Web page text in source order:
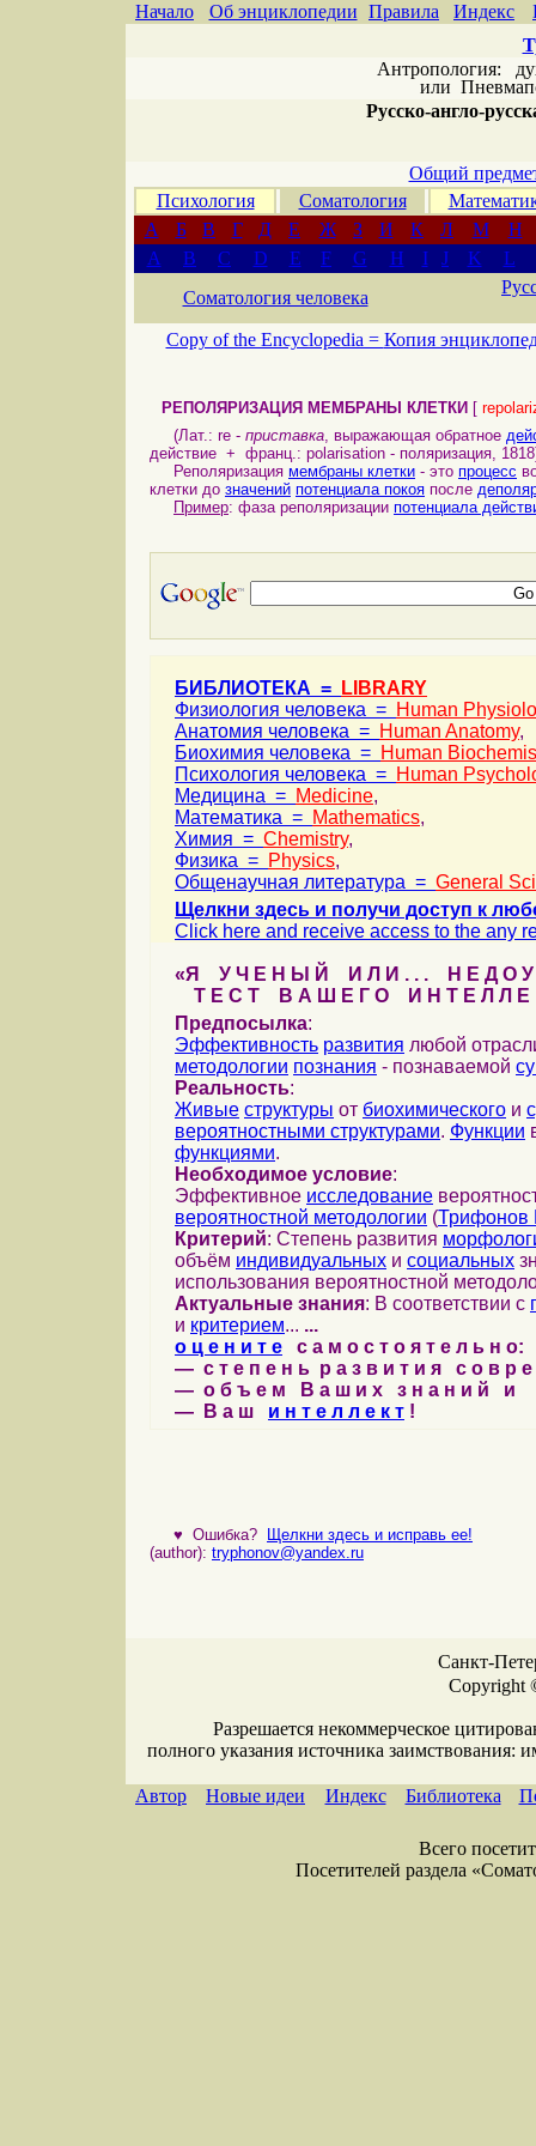
Начало Об энциклопедии Правила Индекс
Антропология:
или
Русско-англо-
Общий
Психология
Соматология
А
Б В Г Д Е Ж З И К Л М
Н
A
B C D E F G H I J K
L
Соматология человека
Copy of the Encyclopedia = Копия
РЕПОЛЯРИЗАЦИЯ МЕМБРАНЫ КЛЕТКИ [
(Лат.: re - приставка, выражающая обратное
действие + франц.: polarisation - поляризация,
Реполяризация мембраны клетки - это процесс
клетки до значений потенциала покоя после
Пример: фаза реполяризации потенциала
БИБЛИОТЕКА =
LIBRARY
Физиология человека = Human
Анатомия человека = Human Anatomy,
Биохимия человека = Human
Психология человека = Human
Медицина = Medicine,
Математика = Mathematics,
Химия = Chemistry,
Физика = Physics,
Общенаучная литература = General
Щелкни здесь и получи доступ к
Click here and receive access to the any
«Я У Ч Е Н Ы Й И Л И . . . Н Е Д О У
Т Е С Т В А Ш Е Г О И Н Т Е Л Л Е
Предпосылка:
Эффективность развития любой
методологии познания - познаваемой
Реальность:
Живые структуры от биохимического и
вероятностными структурами. Функции
функциями.
Необходимое условие:
Эффективное исследование
вероятностной методологии (Трифонов
Критерий: Степень развития
объём индивидуальных и социальных
использования вероятностной
Актуальные знания: В соответствии с
и критерием... ...
о ц е н и т е с а м о с т о я т е л ь н о:
— с т е п е н ь р а з в и т и я с о в р
— о б ъ е м В а ш и х з н а н и й и
— В а ш и н т е л л е к т !
♥ Ошибка?
Щелкни здесь и исправь ее!
(author): tryphonov@yandex.ru
Санкт-
Copyright
Разрешается некоммерческое
полного указания источника заимствования:
Автор Новые идеи Индекс Библиотека
Всего
Посетителей раздела